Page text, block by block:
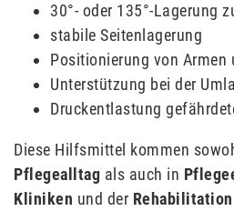
30°- oder 135°-Lagerung
stabile Seitenlagerung
Positionierung von Armen
Unterstützung bei der
Druckentlastung
Diese Hilfsmittel kommen
Pflegealltag als auch in
Kliniken und der Rehabilitation